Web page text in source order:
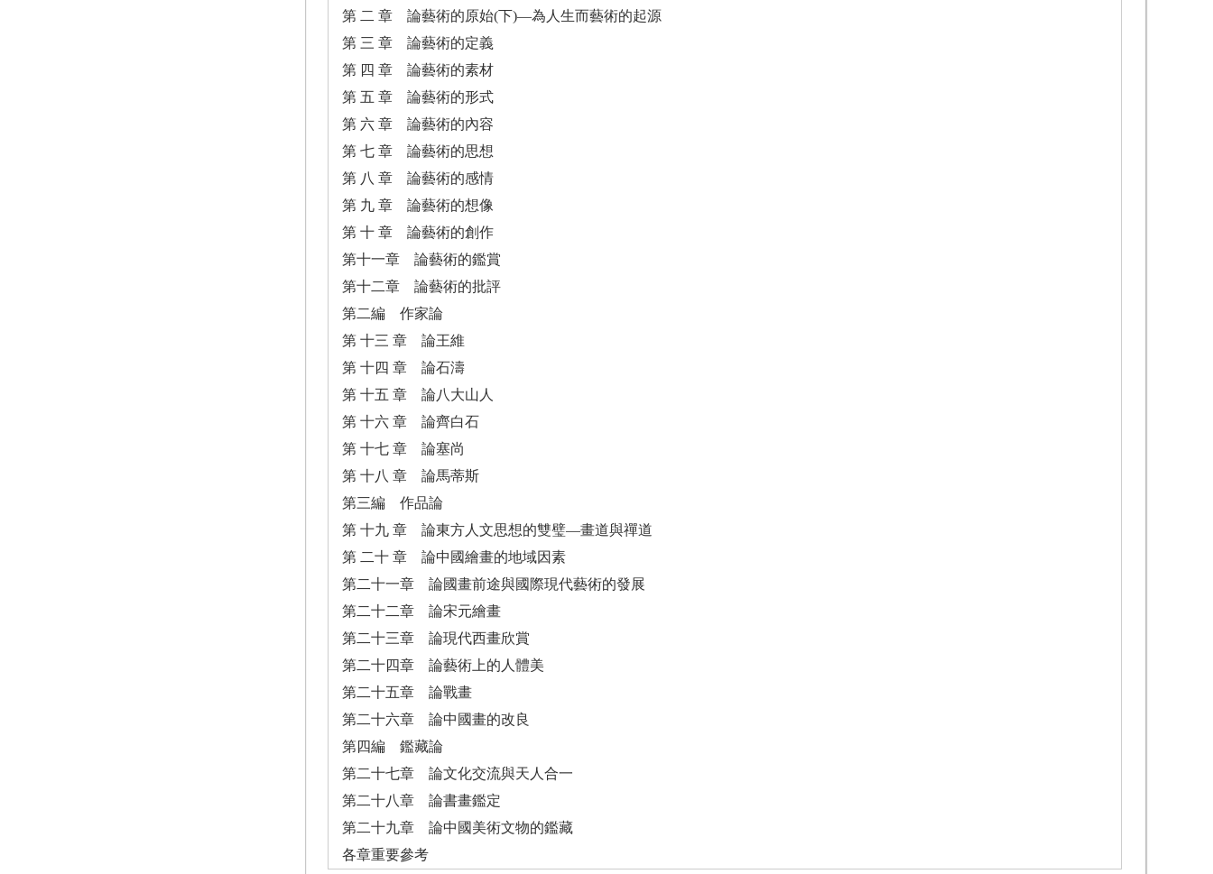
第 二 章 論藝術的原始(下)—為人生而藝術的起源
第 三 章 論藝術的定義
第 四 章 論藝術的素材
第 五 章 論藝術的形式
第 六 章 論藝術的內容
第 七 章 論藝術的思想
第 八 章 論藝術的感情
第 九 章 論藝術的想像
第 十 章 論藝術的創作
第十一章 論藝術的鑑賞
第十二章 論藝術的批評
第二編 作家論
第 十三 章 論王維
第 十四 章 論石濤
第 十五 章 論八大山人
第 十六 章 論齊白石
第 十七 章 論塞尚
第 十八 章 論馬蒂斯
第三編 作品論
第 十九 章 論東方人文思想的雙璧—畫道與禪道
第 二十 章 論中國繪畫的地域因素
第二十一章 論國畫前途與國際現代藝術的發展
第二十二章 論宋元繪畫
第二十三章 論現代西畫欣賞
第二十四章 論藝術上的人體美
第二十五章 論戰畫
第二十六章 論中國畫的改良
第四編 鑑藏論
第二十七章 論文化交流與天人合一
第二十八章 論書畫鑑定
第二十九章 論中國美術文物的鑑藏
各章重要參考